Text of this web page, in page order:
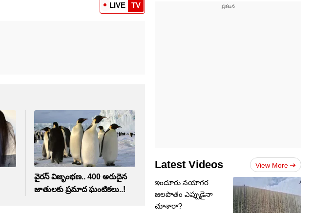
LIVE TV
వైరస్ విజృంభణ.. 400 అరుదైన
జాతులకు ప్రమాద ఘంటికలు..!
Latest Videos View More
ఇందూరు నయాగర
జలపాతం ఎప్పుడైనా
చూశారా?